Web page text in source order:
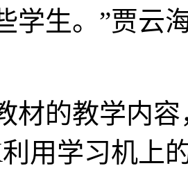
学生。”贾云
材的教学内
用学习机上